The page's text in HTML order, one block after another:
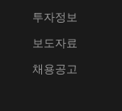
투자정보
보도자료
채용공고